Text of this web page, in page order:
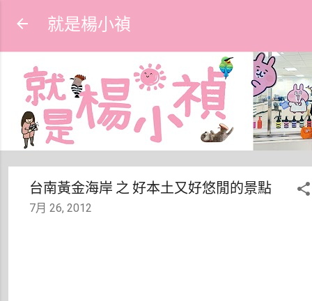
就是楊小禎
台南黃金海岸 之 好本土又好悠閒的景點
7月 26, 2012